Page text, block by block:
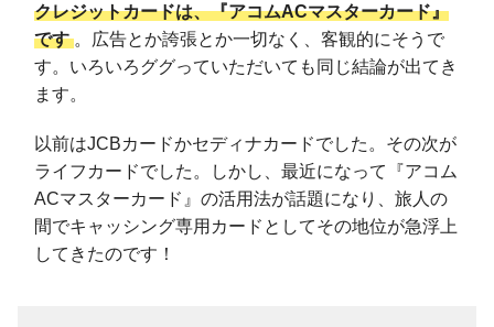
クレジットカードは、『アコムACマスターカード』
です 。広告とか誇張とか一切なく、客観的にそうで
す。いろいろググっていただいても同じ結論が出てき
ます。
以前はJCBカードかセディナカードでした。その次が
ライフカードでした。しかし、最近になって『アコム
ACマスターカード』の活用法が話題になり、旅人の
間でキャッシング専用カードとしてその地位が急浮上
してきたのです！